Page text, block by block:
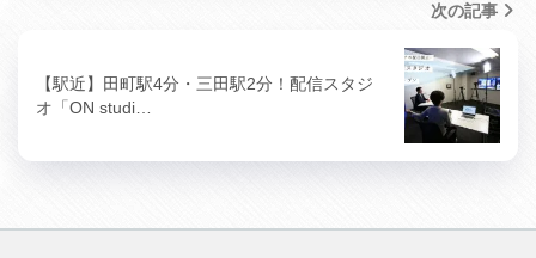
次の記事
【駅近】田町駅4分・三田駅2分！配信スタジ
オ「ON studi…